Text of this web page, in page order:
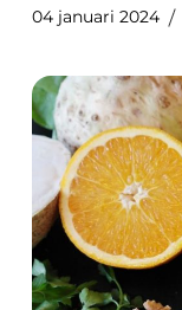
04 januari 2024